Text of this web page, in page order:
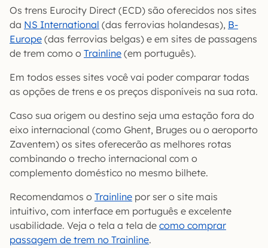
Os trens Eurocity Direct (ECD) são oferecidos nos sites
da NS International (das ferrovias holandesas), B-
Europe (das ferrovias belgas) e em sites de passagens
de trem como o Trainline (em português).
Em todos esses sites você vai poder comparar todas
as opções de trens e os preços disponíveis na sua rota.
Caso sua origem ou destino seja uma estação fora do
eixo internacional (como Ghent, Bruges ou o aeroporto
Zaventem) os sites oferecerão as melhores rotas
combinando o trecho internacional com o
complemento doméstico no mesmo bilhete.
Recomendamos o Trainline por ser o site mais
intuitivo, com interface em português e excelente
usabilidade. Veja o tela a tela de como comprar
passagem de trem no Trainline.